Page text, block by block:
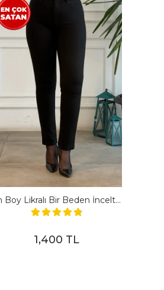
En Boy Likralı Bir Beden İncelten Pantolon - SIYAH
1,400 TL